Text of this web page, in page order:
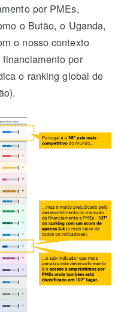
por PMEs,
o Butão, o Uganda,
o nosso contexto
por
o ranking global de